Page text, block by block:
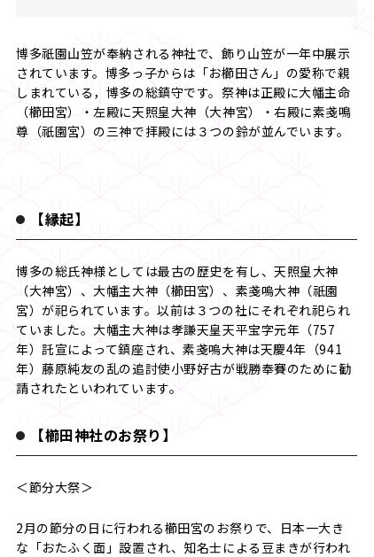
博多祇園山笠が奉納される神社で、飾り山笠が一年中展示
されています。博多っ子からは「お櫛田さん」の愛称で親
しまれている，博多の総鎮守です。祭神は正殿に大幡主命
（櫛田宮）・左殿に天照皇大神（大神宮）・右殿に素戔鳴
尊（祇園宮）の三神で拝殿には３つの鈴が並んでいます。
【縁起】
博多の総氏神様としては最古の歴史を有し、天照皇大神
（大神宮）、大幡主大神（櫛田宮）、素戔嗚大神（祇園
宮）が祀られています。以前は３つの社にそれぞれ祀られ
ていました。大幡主大神は孝謙天皇天平宝字元年（757
年）託宣によって鎮座され、素戔嗚大神は天慶4年（941
年）藤原純友の乱の追討使小野好古が戦勝奉賽のために勧
請されたといわれています。
【櫛田神社のお祭り】
＜節分大祭＞
2月の節分の日に行われる櫛田宮のお祭りで、日本一大き
な「おたふく面」設置され、知名士による豆まきが行われ